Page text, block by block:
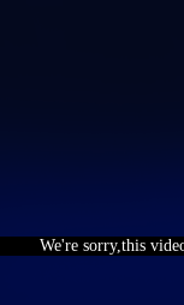
We're sorry,this